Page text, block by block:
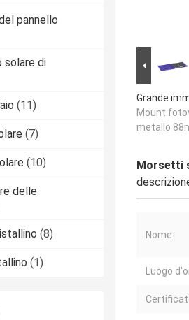
pannello
solare di
(11)
(7)
(10)
delle
(8)
(1)
Grande
Mount
metallo
Morsetti
Nome:
Luogo